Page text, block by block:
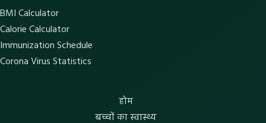
BMI Calculator
Calorie Calculator
Immunization Schedule
Corona Virus Statistics
होम
बच्चों का स्वास्थ्य